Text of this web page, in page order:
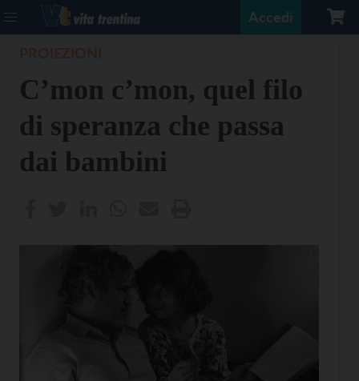
Accedi
C’mon c’mon, quel filo
di speranza che passa
dai bambini